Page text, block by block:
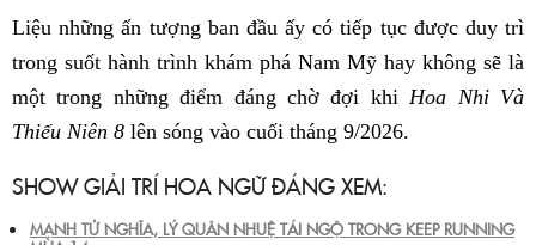
Liệu những ấn tượng ban đầu ấy có tiếp tục được duy trì
trong suốt hành trình khám phá Nam Mỹ hay không sẽ là
một trong những điểm đáng chờ đợi khiHoa Nhi Và
Thiếu Niên 8 lên sóng vào cuối tháng 9/2026.
SHOW GIẢI TRÍ HOA NGỮ ĐÁNG XEM:
MẠNH TỬ NGHĨA, LÝ QUÂN NHUỆ TÁI NGỘ TRONG KEEP RUNNING